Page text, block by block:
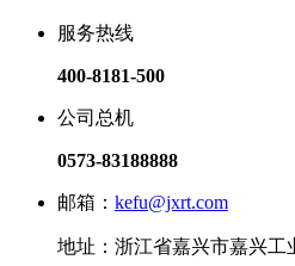
服务热线
400-8181-500
公司总机
0573-83188888
邮箱： kefu@jxrt.com
地址：浙江省嘉兴市嘉兴工